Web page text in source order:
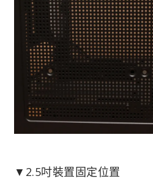
▼2.5吋裝置固定位置